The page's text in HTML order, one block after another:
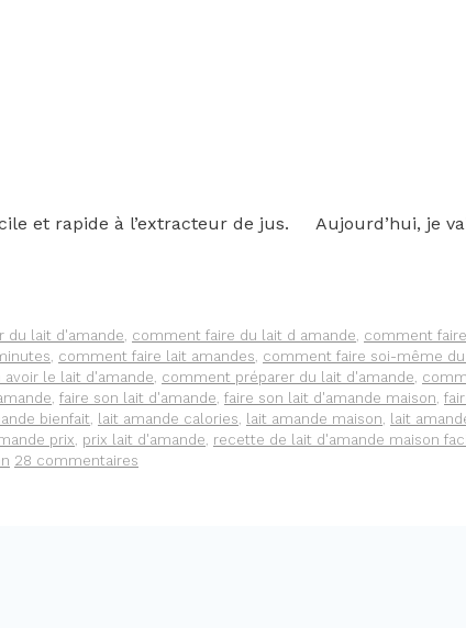
et rapide à l’extracteur de jus. Aujourd’hui, je
du lait d'amande, comment faire du lait d amande, comment
, comment faire lait amandes, comment faire soi-même
le lait d'amande, comment préparer du lait d'amande,
, faire son lait d'amande, faire son lait d'amande maison,
bienfait, lait amande calories, lait amande maison, lait
prix, prix lait d'amande, recette de lait d'amande maison
28 commentaires